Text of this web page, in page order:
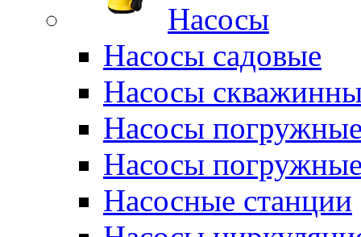
Насосы
Насосы садовые
Насосы
Насосы
Насосы
Насосные станции